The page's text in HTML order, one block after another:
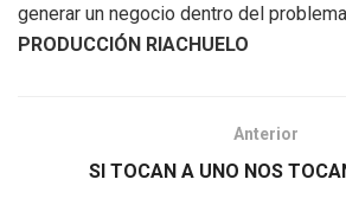
generar un negocio dentro del
PRODUCCIÓN RIACHUELO
Anterior
SI TOCAN A UNO NOS